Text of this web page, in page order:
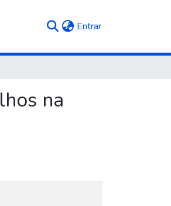
Entrar(current)
na